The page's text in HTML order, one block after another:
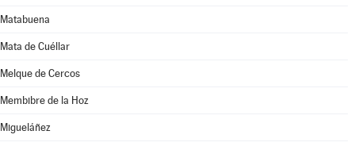
Matabuena
Mata de Cuéllar
Melque de Cercos
Membibre de la Hoz
Migueláñez